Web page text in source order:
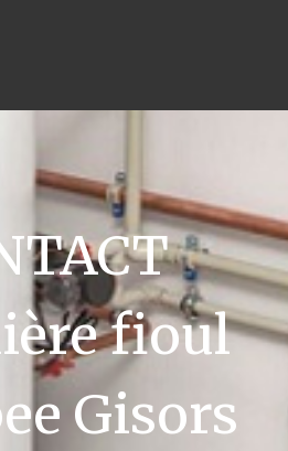
fioul
Gisors